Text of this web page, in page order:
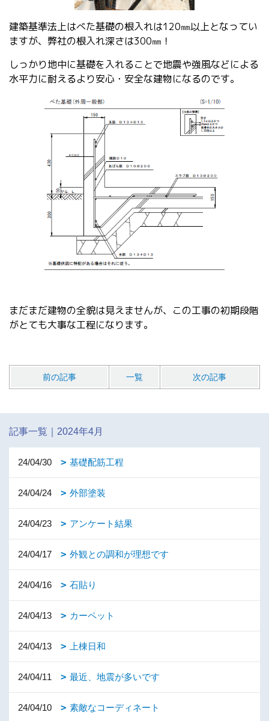
建築基準法上はべた基礎の根入れは120㎜以上となってい
ますが、弊社の根入れ深さは300㎜！
しっかり地中に基礎を入れることで地震や強風などによる
水平力に耐えるより安心・安全な建物になるのです。
まだまだ建物の全貌は見えませんが、この工事の初期段階
がとても大事な工程になります。
前の記事 一覧 次の記事
記事一覧｜2024年4月
24/04/30 基礎配筋工程
24/04/24 外部塗装
24/04/23 アンケート結果
24/04/17 外観との調和が理想です
24/04/16 石貼り
24/04/13 カーペット
24/04/13 上棟日和
24/04/11 最近、地震が多いです
24/04/10 素敵なコーディネート